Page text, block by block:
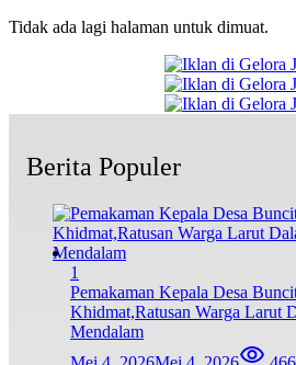
Tidak ada lagi halaman untuk dimuat.
Berita Populer
1
Pemakaman Kepala Desa
Khidmat,Ratusan Warga Larut
Mendalam